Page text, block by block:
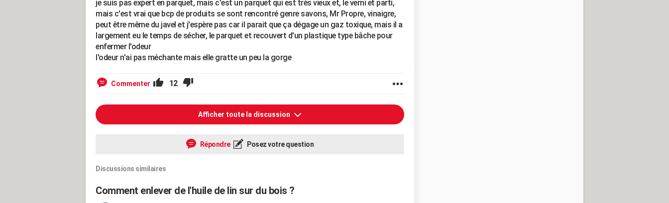
je suis pas expert en parquet, mais c'est un parquet qui est très vieux et, le verni et parti,
mais c'est vrai que bcp de produits se sont rencontré genre savons, Mr Propre, vinaigre,
peut être même du javel et j'espère pas car il parait que ça dégage un gaz toxique, mais il a
largement eu le temps de sécher, le parquet et recouvert d'un plastique type bâche pour
enfermer l'odeur
l'odeur n'ai pas méchante mais elle gratte un peu la gorge
Commenter 12
Afficher toute la discussion
Répondre Posez votre question
Discussions similaires
Comment enlever de l'huile de lin sur du bois ?